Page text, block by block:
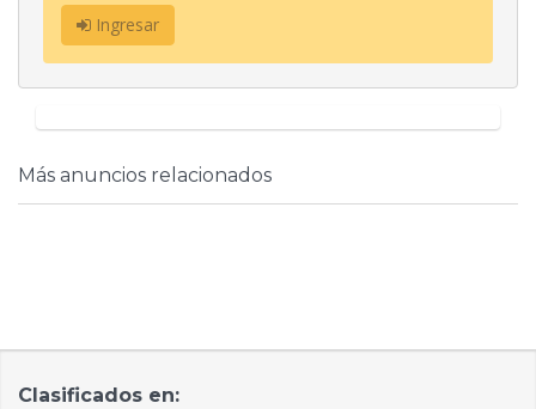
Ingresar
Más anuncios relacionados
Clasificados en: